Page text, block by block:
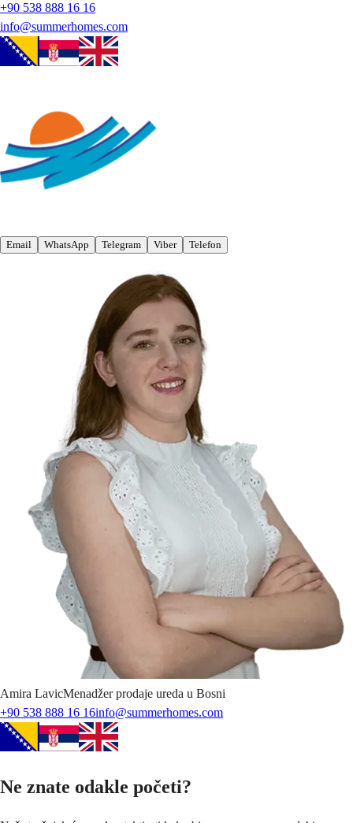
+90 538 888 16 16
info@summerhomes.com
Email WhatsApp Telegram Viber Telefon
Amira LavicMenadžer prodaje ureda u Bosni
+90 538 888 16 16info@summerhomes.com
Ne znate odakle početi?